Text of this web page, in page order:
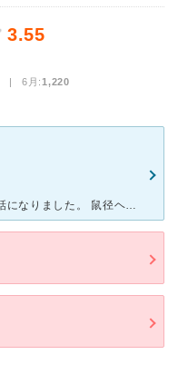
3.55
| 6月:1,220
主人が鼠径ヘルニアを患った際にお世話になりました。 鼠径ヘルニアの手術をこちらの病院で行いました。 担当医の方がとても優しく親切で初めてで不安な手術内容も細かく説明して下さり質問にも優しく答えて頂